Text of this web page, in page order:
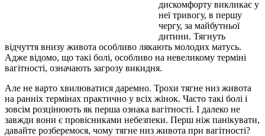
дискомфорту викликає у
неї тривогу, в першу
чергу, за майбутньої
дитини. Тягнуть
відчуття внизу живота особливо лякають молодих матусь.
Адже відомо, що такі болі, особливо на невеликому терміні
вагітності, означають загрозу викидня.
Але не варто хвилюватися даремно. Трохи тягне низ живота
на ранніх термінах практично у всіх жінок. Часто такі болі і
зовсім розцінюють як перша ознака вагітності. І далеко не
завжди вони є провісниками небезпеки. Перш ніж панікувати,
давайте розберемося, чому тягне низ живота при вагітності?